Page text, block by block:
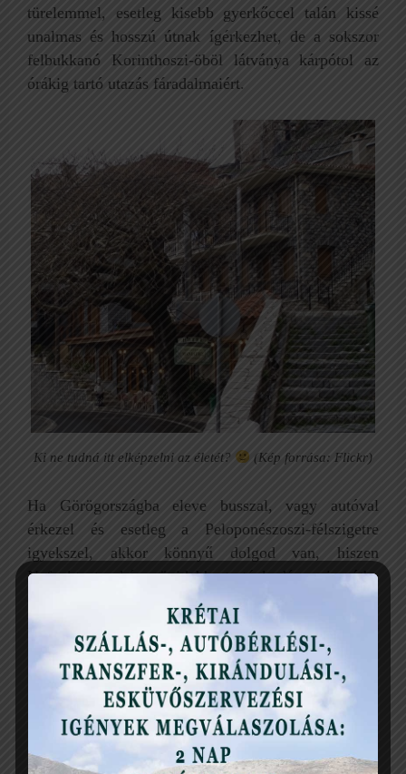
türelemmel, esetleg kisebb gyerkőccel talán kissé
unalmas és hosszú útnak ígérkezhet, de a sokszor
felbukkanó Korinthoszi-öböl látványa kárpótol az
órákig tartó utazás fáradalmaiért.
Ki ne tudná itt elképzelni az életét? (Kép forrása: Flickr)
Ha Görögországba eleve busszal, vagy autóval
érkezel és esetleg a Peloponészoszi-félszigetre
igyekszel, akkor könnyű dolgod van, hiszen
Nafpaktost akár rövidebb tartózkodásra is útba
ejtheted, de jó megoldásnak tűnik az is, ha a
kisváros meglátogatását a tőle mindössze másfél
órára lévő Delphi kirándulással kötöd össze.